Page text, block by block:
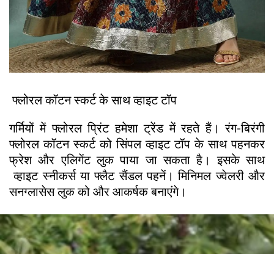
फ्लोरल कॉटन स्कर्ट के साथ व्हाइट टॉप
गर्मियों में फ्लोरल प्रिंट हमेशा ट्रेंड में रहते हैं। रंग-बिरंगी
फ्लोरल कॉटन स्कर्ट को सिंपल व्हाइट टॉप के साथ पहनकर
फ्रेश और एलिगेंट लुक पाया जा सकता है। इसके साथ
व्हाइट स्नीकर्स या फ्लैट सैंडल पहनें। मिनिमल ज्वेलरी और
सनग्लासेस लुक को और आकर्षक बनाएंगे।